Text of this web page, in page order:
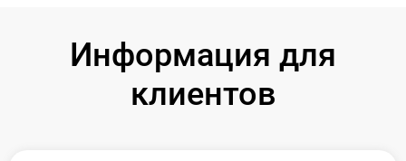
Информация для
клиентов